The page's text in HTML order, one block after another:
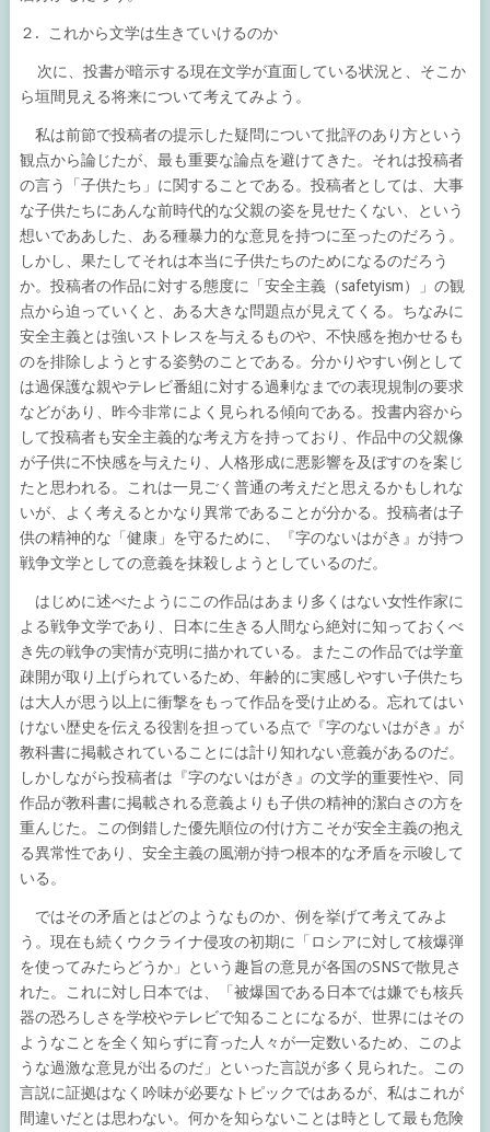
２. これから文学は生きていけるのか
次に、投書が暗示する現在文学が直面している状況と、そこか
ら垣間見える将来について考えてみよう。
私は前節で投稿者の提示した疑問について批評のあり方という
観点から論じたが、最も重要な論点を避けてきた。それは投稿者
の言う「子供たち」に関することである。投稿者としては、大事
な子供たちにあんな前時代的な父親の姿を見せたくない、という
想いでああした、ある種暴力的な意見を持つに至ったのだろう。
しかし、果たしてそれは本当に子供たちのためになるのだろう
か。投稿者の作品に対する態度に「安全主義（safetyism）」の観
点から迫っていくと、ある大きな問題点が見えてくる。ちなみに
安全主義とは強いストレスを与えるものや、不快感を抱かせるも
のを排除しようとする姿勢のことである。分かりやすい例として
は過保護な親やテレビ番組に対する過剰なまでの表現規制の要求
などがあり、昨今非常によく見られる傾向である。投書内容から
して投稿者も安全主義的な考え方を持っており、作品中の父親像
が子供に不快感を与えたり、人格形成に悪影響を及ぼすのを案じ
たと思われる。これは一見ごく普通の考えだと思えるかもしれな
いが、よく考えるとかなり異常であることが分かる。投稿者は子
供の精神的な「健康」を守るために、『字のないはがき』が持つ
戦争文学としての意義を抹殺しようとしているのだ。
はじめに述べたようにこの作品はあまり多くはない女性作家に
よる戦争文学であり、日本に生きる人間なら絶対に知っておくべ
き先の戦争の実情が克明に描かれている。またこの作品では学童
疎開が取り上げられているため、年齢的に実感しやすい子供たち
は大人が思う以上に衝撃をもって作品を受け止める。忘れてはい
けない歴史を伝える役割を担っている点で『字のないはがき』が
教科書に掲載されていることには計り知れない意義があるのだ。
しかしながら投稿者は『字のないはがき』の文学的重要性や、同
作品が教科書に掲載される意義よりも子供の精神的潔白さの方を
重んじた。この倒錯した優先順位の付け方こそが安全主義の抱え
る異常性であり、安全主義の風潮が持つ根本的な矛盾を示唆して
いる。
ではその矛盾とはどのようなものか、例を挙げて考えてみよ
う。現在も続くウクライナ侵攻の初期に「ロシアに対して核爆弾
を使ってみたらどうか」という趣旨の意見が各国のSNSで散見さ
れた。これに対し日本では、「被爆国である日本では嫌でも核兵
器の恐ろしさを学校やテレビで知ることになるが、世界にはその
ようなことを全く知らずに育った人々が一定数いるため、このよ
うな過激な意見が出るのだ」といった言説が多く見られた。この
言説に証拠はなく吟味が必要なトピックではあるが、私はこれが
間違いだとは思わない。何かを知らないことは時として最も危険